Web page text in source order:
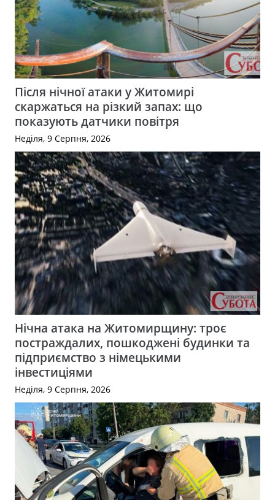
Після нічної атаки у Житомирі
скаржаться на різкий запах: що
показують датчики повітря
Неділя, 9 Серпня, 2026
Нічна атака на Житомирщину: троє
постраждалих, пошкоджені будинки та
підприємство з німецькими
інвестиціями
Неділя, 9 Серпня, 2026